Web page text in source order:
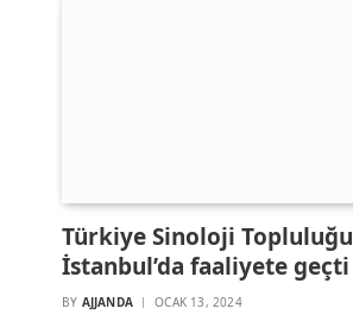
Türkiye Sinoloji Topluluğu
İstanbul’da faaliyete geçti
BY AJJANDA OCAK 13, 2024